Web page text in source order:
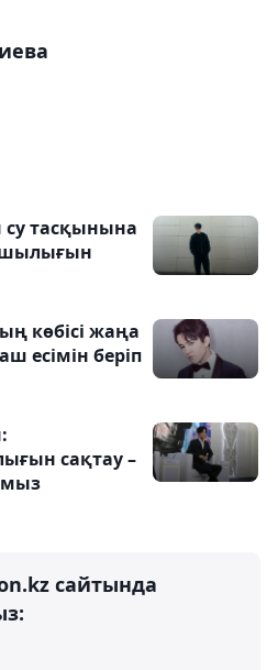
тасқынына
көбісі жаңа
есімін беріп
сақтау –
сайтында